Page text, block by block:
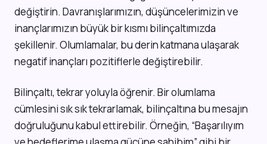
değiştirin. Davranışlarımızın, düşüncelerimizin ve
inançlarımızın büyük bir kısmı bilinçaltımızda
şekillenir. Olumlamalar, bu derin katmana ulaşarak
negatif inançları pozitiflerle değiştirebilir.
Bilinçaltı, tekrar yoluyla öğrenir. Bir olumlama
cümlesini sık sık tekrarlamak, bilinçaltına bu mesajın
doğruluğunu kabul ettirebilir. Örneğin, “Başarılıyım